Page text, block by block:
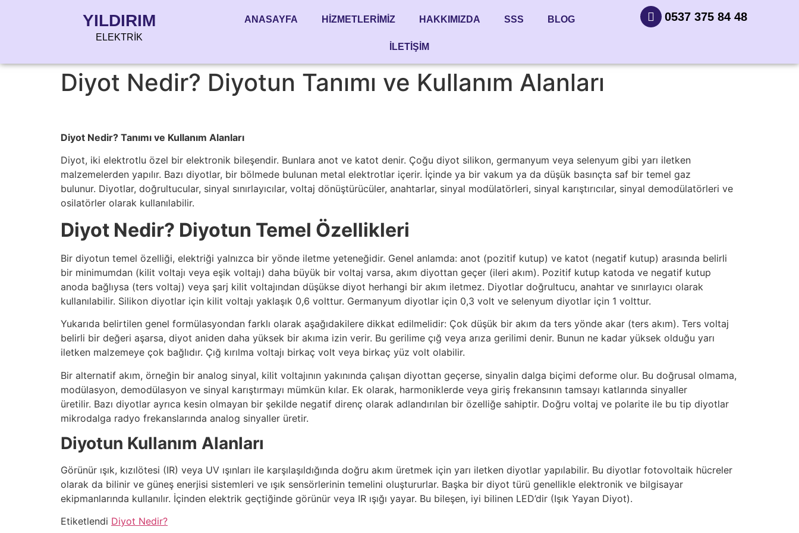
YILDIRIM
ELEKTRİK
ANASAYFA HIZMETLERIMIZ HAKKIMIZDA SSS BLOG
İLETIŞIM
0537 375 84 48
Diyot Nedir? Diyotun Tanımı ve Kullanım Alanları
Diyot Nedir? Tanımı ve Kullanım Alanları
Diyot, iki elektrotlu özel bir elektronik bileşendir. Bunlara anot ve katot denir. Çoğu diyot silikon, germanyum veya selenyum gibi yarı iletken
malzemelerden yapılır. Bazı diyotlar, bir bölmede bulunan metal elektrotlar içerir. İçinde ya bir vakum ya da düşük basınçta saf bir temel gaz
bulunur. Diyotlar, doğrultucular, sinyal sınırlayıcılar, voltaj dönüştürücüler, anahtarlar, sinyal modülatörleri, sinyal karıştırıcılar, sinyal demodülatörleri ve
osilatörler olarak kullanılabilir.
Diyot Nedir? Diyotun Temel Özellikleri
Bir diyotun temel özelliği, elektriği yalnızca bir yönde iletme yeteneğidir. Genel anlamda: anot (pozitif kutup) ve katot (negatif kutup) arasında belirli
bir minimumdan (kilit voltajı veya eşik voltajı) daha büyük bir voltaj varsa, akım diyottan geçer (ileri akım). Pozitif kutup katoda ve negatif kutup
anoda bağlıysa (ters voltaj) veya şarj kilit voltajından düşükse diyot herhangi bir akım iletmez. Diyotlar doğrultucu, anahtar ve sınırlayıcı olarak
kullanılabilir. Silikon diyotlar için kilit voltajı yaklaşık 0,6 volttur. Germanyum diyotlar için 0,3 volt ve selenyum diyotlar için 1 volttur.
Yukarıda belirtilen genel formülasyondan farklı olarak aşağıdakilere dikkat edilmelidir: Çok düşük bir akım da ters yönde akar (ters akım). Ters voltaj
belirli bir değeri aşarsa, diyot aniden daha yüksek bir akıma izin verir. Bu gerilime çığ veya arıza gerilimi denir. Bunun ne kadar yüksek olduğu yarı
iletken malzemeye çok bağlıdır. Çığ kırılma voltajı birkaç volt veya birkaç yüz volt olabilir.
Bir alternatif akım, örneğin bir analog sinyal, kilit voltajının yakınında çalışan diyottan geçerse, sinyalin dalga biçimi deforme olur. Bu doğrusal olmama,
modülasyon, demodülasyon ve sinyal karıştırmayı mümkün kılar. Ek olarak, harmoniklerde veya giriş frekansının tamsayı katlarında sinyaller
üretilir. Bazı diyotlar ayrıca kesin olmayan bir şekilde negatif direnç olarak adlandırılan bir özelliğe sahiptir. Doğru voltaj ve polarite ile bu tip diyotlar
mikrodalga radyo frekanslarında analog sinyaller üretir.
Diyotun Kullanım Alanları
Görünür ışık, kızılötesi (IR) veya UV ışınları ile karşılaşıldığında doğru akım üretmek için yarı iletken diyotlar yapılabilir. Bu diyotlar fotovoltaik hücreler
olarak da bilinir ve güneş enerjisi sistemleri ve ışık sensörlerinin temelini oluştururlar. Başka bir diyot türü genellikle elektronik ve bilgisayar
ekipmanlarında kullanılır. İçinden elektrik geçtiğinde görünür veya IR ışığı yayar. Bu bileşen, iyi bilinen LED’dir (Işık Yayan Diyot).
Etiketlendi Diyot Nedir?